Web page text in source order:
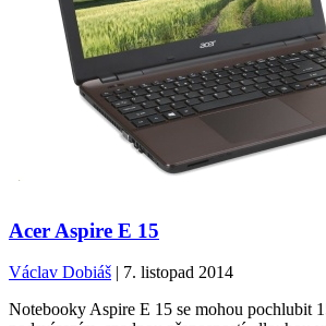
Acer Aspire E 15
Václav Dobiáš| 7. listopad 2014
Notebooky Aspire E 15 se mohou pochlubit